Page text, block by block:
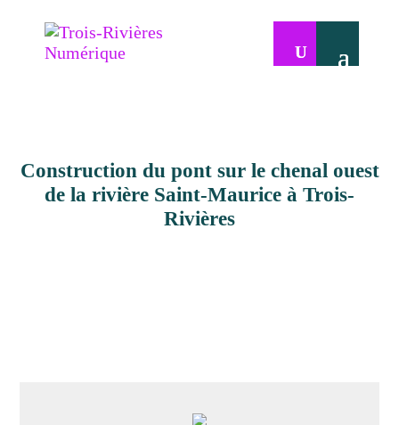
Construction du pont sur le chenal ouest
de la rivière Saint-Maurice à Trois-
Rivières